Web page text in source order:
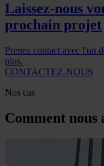
Laissez-nous
prochain projet
Prenez contact avec l'un
plus.
CONTACTEZ-NOUS
Nos cas
Comment nous